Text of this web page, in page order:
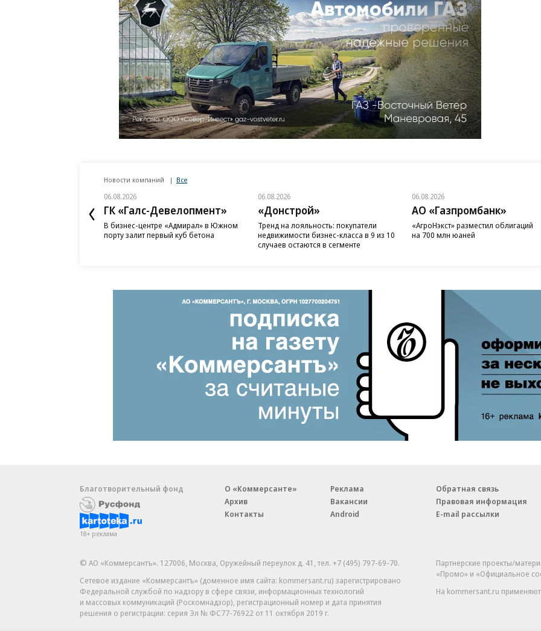
Новости компаний Все
06.08.2026
ГК «Галс-Девелопмент»
В бизнес-центре «Адмирал» в Южном
порту залит первый куб бетона
06.08.2026
«Донстрой»
Тренд на лояльность: покупатели
недвижимости бизнес-класса в 9 из 10
случаев остаются в сегменте
06.08.2026
АО «Газпромбанк»
«АгроНэкст» разместил облигаций
на 700 млн юаней
Благотворительный фонд
18+ реклама
О «Коммерсанте»
Архив
Контакты
Реклама
Вакансии
Android
Обратная связь
Правовая информация
E-mail рассылки
© АО «Коммерсантъ». 127006, Москва, Оружейный переулок д. 41,тел. +7 (495) 797-69-70.
Сетевое издание «Коммерсантъ» (доменное имя сайта: kommersant.ru) зарегистрировано
Федеральной службой по надзору в сфере связи, информационных технологий
и массовых коммуникаций (Роскомнадзор), регистрационный номер и дата принятия
решения о регистрации: серия Эл № ФС77-76922 от 11 октября 2019 г.
Партнерские проекты/
«Промо» и «Официальное
На kommersant.ru